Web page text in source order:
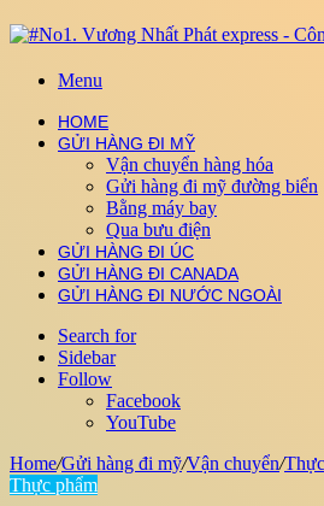
Menu
HOME
GỬI HÀNG ĐI MỸ
Vận chuyển hàng hóa
Gửi hàng đi mỹ đường biển
Bằng máy bay
Qua bưu điện
GỬI HÀNG ĐI ÚC
GỬI HÀNG ĐI CANADA
GỬI HÀNG ĐI NƯỚC NGOÀI
Search for
Sidebar
Follow
Facebook
YouTube
Home/Gửi hàng đi mỹ/Vận chuyển/
Thực phẩm